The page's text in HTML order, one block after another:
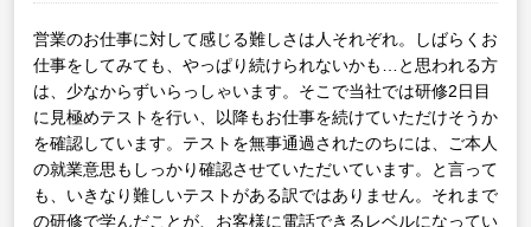
営業のお仕事に対して感じる難しさは人それぞれ。しばらくお
仕事をしてみても、やっぱり続けられないかも…と思われる方
は、少なからずいらっしゃいます。そこで当社では研修2日目
に見極めテストを行い、以降もお仕事を続けていただけそうか
を確認しています。テストを無事通過されたのちには、ご本人
の就業意思もしっかり確認させていただいています。と言って
も、いきなり難しいテストがある訳ではありません。それまで
の研修で学んだことが、お客様に電話できるレベルになってい